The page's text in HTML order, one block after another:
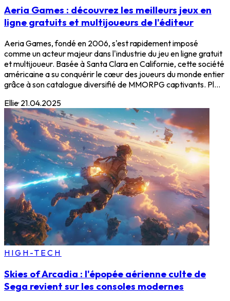
Aeria Games : découvrez les meilleurs jeux en
ligne gratuits et multijoueurs de l'éditeur
Aeria Games, fondé en 2006, s'est rapidement imposé
comme un acteur majeur dans l'industrie du jeu en ligne gratuit
et multijoueur. Basée à Santa Clara en Californie, cette société
américaine a su conquérir le cœur des joueurs du monde entier
grâce à son catalogue diversifié de MMORPG captivants. Pl...
Ellie· 21.04.2025
HIGH-TECH
Skies of Arcadia : l'épopée aérienne culte de
Sega revient sur les consoles modernes